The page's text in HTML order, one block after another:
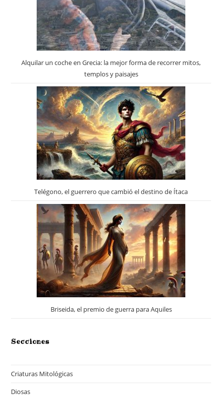
Alquilar un coche en Grecia: la mejor forma de recorrer mitos,
templos y paisajes
Telégono, el guerrero que cambió el destino de Ítaca
Briseida, el premio de guerra para Aquiles
Secciones
Criaturas Mitológicas
Diosas